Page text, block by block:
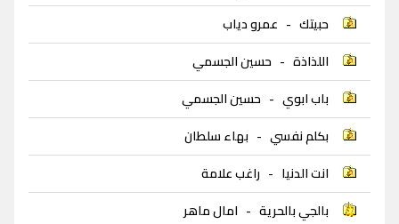
حبيتك - عمرو دياب
اللذاذة - حسين الجسمي
باب ابوي - حسين الجسمي
بكلم نفسي - بهاء سلطان
انت الدنيا - راغب علامة
بالجي بالحرية - امال ماهر